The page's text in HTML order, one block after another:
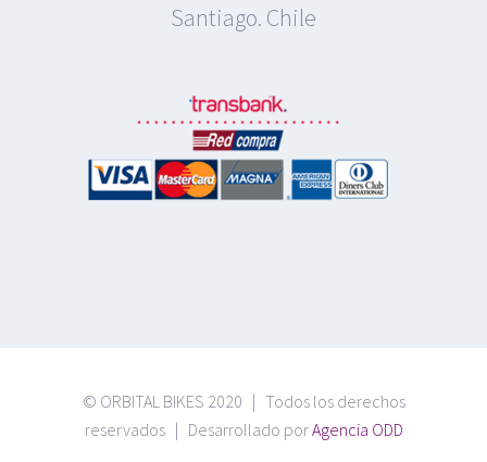
Santiago. Chile
© ORBITAL BIKES 2020 | Todos los derechos
reservados | Desarrollado porAgencia ODD